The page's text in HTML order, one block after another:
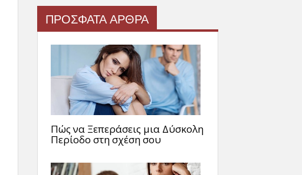
ΠΡΟΣΦΑΤΑ ΑΡΘΡΑ
Πώς να Ξεπεράσεις μια Δύσκολη
Περίοδο στη σχέση σου